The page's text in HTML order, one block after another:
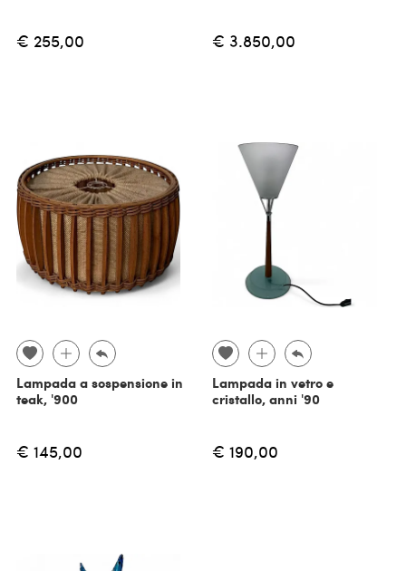
€ 255,00 € 3.850,00
Lampada a sospensione in
teak, '900
€ 145,00
Lampada in vetro e
cristallo, anni '90
€ 190,00